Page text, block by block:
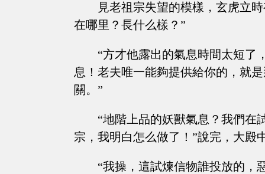
見老祖宗失望的模樣，玄虎立
在哪里？長什么樣？”
“方才他露出的氣息時間太短了
息！老夫唯一能夠提供給你的，就
關。”
“地階上品的妖獸氣息？我們在
宗，我明白怎么做了！”說完，大殿
“我操，這試煉信物誰投放的，